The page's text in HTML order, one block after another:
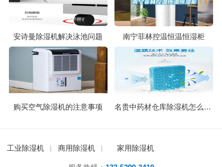
安诗曼除湿机解决泳池问题 南宁菲林控温恒温恒湿柜
购买空气除湿机的注意事项 名贵中药材仓库除湿机怎么选？
工业除湿机 商用除湿机 家用除湿机